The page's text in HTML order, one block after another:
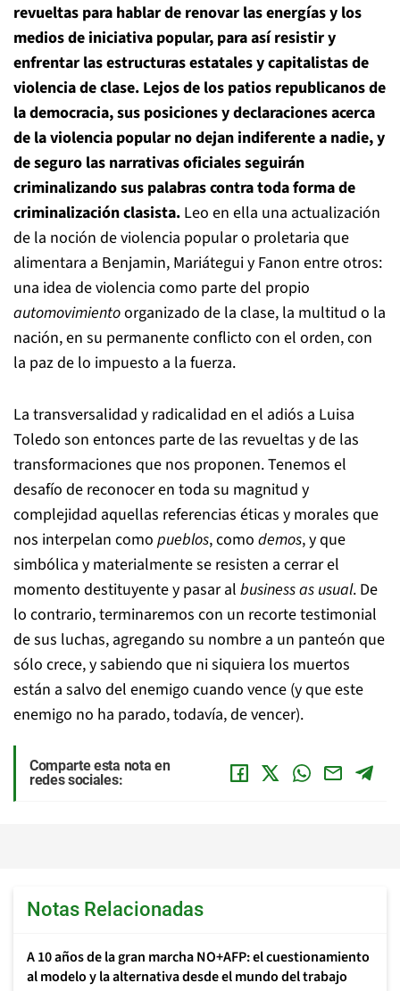
revueltas para hablar de renovar las energías y los
medios de iniciativa popular, para así resistir y
enfrentar las estructuras estatales y capitalistas de
violencia de clase. Lejos de los patios republicanos de
la democracia, sus posiciones y declaraciones acerca
de la violencia popular no dejan indiferente a nadie, y
de seguro las narrativas oficiales seguirán
criminalizando sus palabras contra toda forma de
criminalización clasista. Leo en ella una actualización
de la noción de violencia popular o proletaria que
alimentara a Benjamin, Mariátegui y Fanon entre otros:
una idea de violencia como parte del propio
automovimientoorganizado de la clase, la multitud o la
nación, en su permanente conflicto con el orden, con
la paz de lo impuesto a la fuerza.
La transversalidad y radicalidad en el adiós a Luisa
Toledo son entonces parte de las revueltas y de las
transformaciones que nos proponen. Tenemos el
desafío de reconocer en toda su magnitud y
complejidad aquellas referencias éticas y morales que
nos interpelan como pueblos, como demos, y que
simbólica y materialmente se resisten a cerrar el
momento destituyente y pasar al business as usual. De
lo contrario, terminaremos con un recorte testimonial
de sus luchas, agregando su nombre a un panteón que
sólo crece, y sabiendo que ni siquiera los muertos
están a salvo del enemigo cuando vence (y que este
enemigo no ha parado, todavía, de vencer).
Comparte esta nota en
redes sociales:
Notas Relacionadas
A 10 años de la gran marcha NO+AFP: el cuestionamiento
al modelo y la alternativa desde el mundo del trabajo